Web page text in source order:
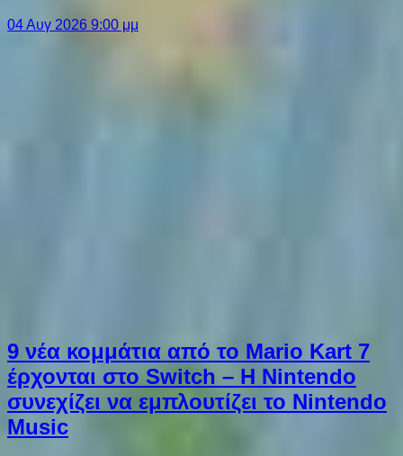
04 Αυγ 2026 9:00 μμ
9 νέα κομμάτια από το Mario Kart 7
έρχονται στο Switch – Η Nintendo
συνεχίζει να εμπλουτίζει το Nintendo
Music